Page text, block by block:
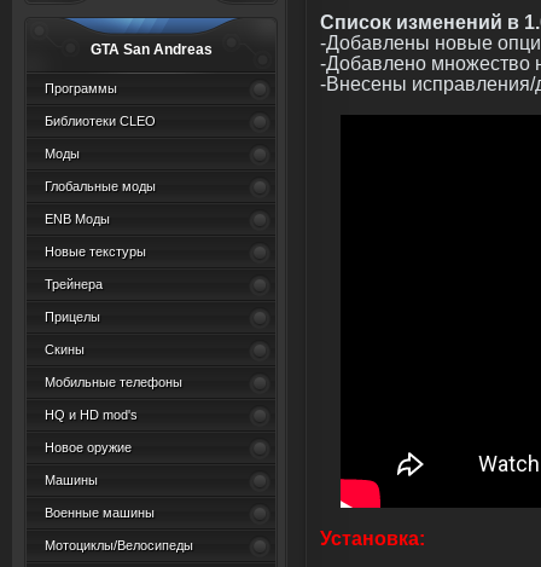
GTA San Andreas
Программы
Библиотеки CLEO
Моды
Глобальные моды
ENB Моды
Новые текстуры
Трейнера
Прицелы
Скины
Мобильные телефоны
HQ и HD mod's
Новое оружие
Машины
Военные машины
Мотоциклы/Велосипеды
Список изменений в
-Добавлены новые
-Добавлено множество
-Внесены исправления/
Установка: